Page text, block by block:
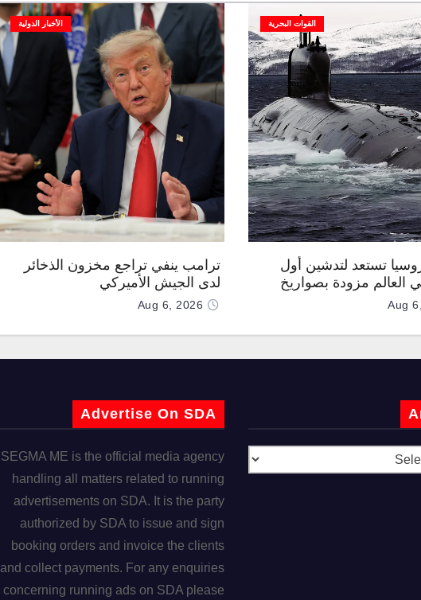
القوات البحرية
تستعد لتدشين أول
العالم مزودة بصواريخ
صوتية
Aug
الأخبار الدولية
ترامب ينفي تراجع مخزون الذخائر
لدى الجيش الأميركي
Aug 6, 2026
Advertise On SDA
SEGMA ME is the official media agency
handling all matters related to running
advertisements on SDA. It is the party
authorized by SDA to issue and sign
booking orders and invoice the clients
and collect payments. For any enquiries
concerning running ads on SDA please